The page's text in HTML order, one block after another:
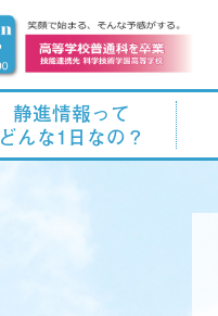
静進情報って
どんな1日なの？